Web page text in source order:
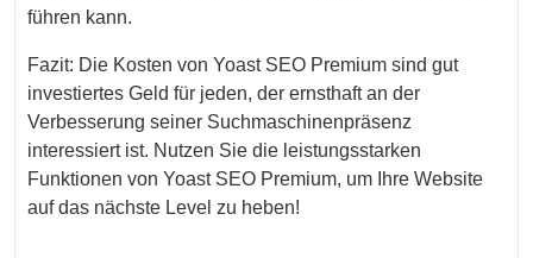
führen kann.
Fazit: Die Kosten von Yoast SEO Premium sind gut
investiertes Geld für jeden, der ernsthaft an der
Verbesserung seiner Suchmaschinenpräsenz
interessiert ist. Nutzen Sie die leistungsstarken
Funktionen von Yoast SEO Premium, um Ihre Website
auf das nächste Level zu heben!